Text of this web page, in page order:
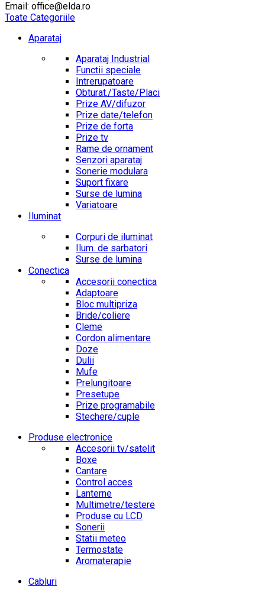
Email: office@elda.ro
Toate Categoriile
Aparataj
Aparataj Industrial
Functii speciale
Intrerupatoare
Obturat./Taste/Placi
Prize AV/difuzor
Prize date/telefon
Prize de forta
Prize tv
Rame de ornament
Senzori aparataj
Sonerie modulara
Suport fixare
Surse de lumina
Variatoare
Iluminat
Corpuri de iluminat
Ilum. de sarbatori
Surse de lumina
Conectica
Accesorii conectica
Adaptoare
Bloc multipriza
Bride/coliere
Cleme
Cordon alimentare
Doze
Dulii
Mufe
Prelungitoare
Presetupe
Prize programabile
Stechere/cuple
Produse electronice
Accesorii tv/satelit
Boxe
Cantare
Control acces
Lanterne
Multimetre/testere
Produse cu LCD
Sonerii
Statii meteo
Termostate
Aromaterapie
Cabluri